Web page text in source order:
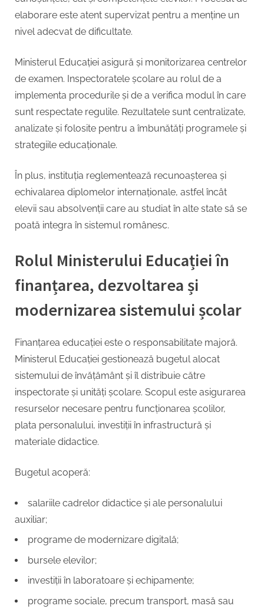
elaborare este atent supervizat pentru a menține un
nivel adecvat de dificultate.
Ministerul Educației asigură și monitorizarea centrelor
de examen. Inspectoratele școlare au rolul de a
implementa procedurile și de a verifica modul în care
sunt respectate regulile. Rezultatele sunt centralizate,
analizate și folosite pentru a îmbunătăți programele și
strategiile educaționale.
În plus, instituția reglementează recunoașterea și
echivalarea diplomelor internaționale, astfel încât
elevii sau absolvenții care au studiat în alte state să se
poată integra în sistemul românesc.
Rolul Ministerului Educației în
finanțarea, dezvoltarea și
modernizarea sistemului școlar
Finanțarea educației este o responsabilitate majoră.
Ministerul Educației gestionează bugetul alocat
sistemului de învățământ și îl distribuie către
inspectorate și unități școlare. Scopul este asigurarea
resurselor necesare pentru funcționarea școlilor,
plata personalului, investiții în infrastructură și
materiale didactice.
Bugetul acoperă:
salariile cadrelor didactice și ale personalului
auxiliar;
programe de modernizare digitală;
bursele elevilor;
investiții în laboratoare și echipamente;
programe sociale, precum transport, masă sau